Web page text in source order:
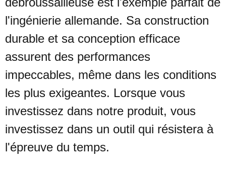
l'ingénierie allemande. Sa construction
durable et sa conception efficace
assurent des performances
impeccables, même dans les conditions
les plus exigeantes. Lorsque vous
investissez dans notre produit, vous
investissez dans un outil qui résistera à
l'épreuve du temps.